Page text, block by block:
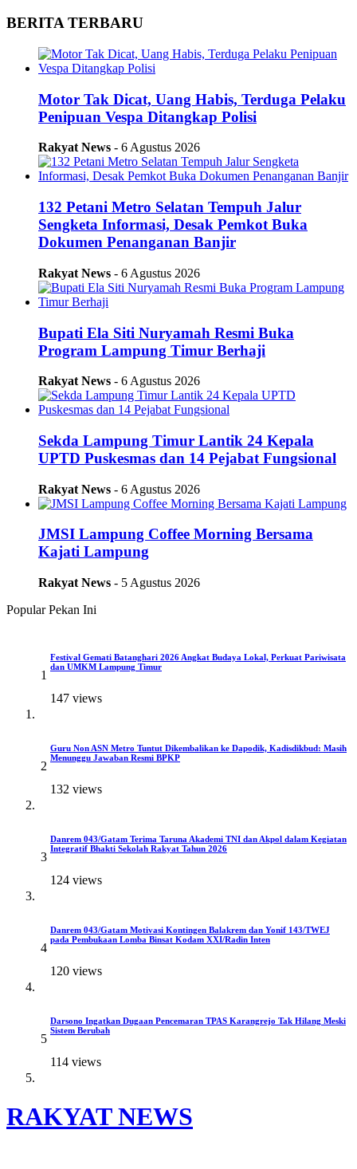
BERITA TERBARU
Motor Tak Dicat, Uang Habis, Terduga Pelaku
Penipuan Vespa Ditangkap Polisi
Rakyat News - 6 Agustus 2026
132 Petani Metro Selatan Tempuh Jalur
Sengketa Informasi, Desak Pemkot Buka
Dokumen Penanganan Banjir
Rakyat News - 6 Agustus 2026
Bupati Ela Siti Nuryamah Resmi Buka
Program Lampung Timur Berhaji
Rakyat News - 6 Agustus 2026
Sekda Lampung Timur Lantik 24 Kepala
UPTD Puskesmas dan 14 Pejabat Fungsional
Rakyat News - 6 Agustus 2026
JMSI Lampung Coffee Morning Bersama
Kajati Lampung
Rakyat News - 5 Agustus 2026
Popular Pekan Ini
1
Festival Gemati Batanghari 2026 Angkat Budaya Lokal, Perkuat Pariwisata
dan UMKM Lampung Timur
147 views
2
Guru Non ASN Metro Tuntut Dikembalikan ke Dapodik, Kadisdikbud: Masih
Menunggu Jawaban Resmi BPKP
132 views
3
Danrem 043/Gatam Terima Taruna Akademi TNI dan Akpol dalam Kegiatan
Integratif Bhakti Sekolah Rakyat Tahun 2026
124 views
4
Danrem 043/Gatam Motivasi Kontingen Balakrem dan Yonif 143/TWEJ
pada Pembukaan Lomba Binsat Kodam XXI/Radin Inten
120 views
5
Darsono Ingatkan Dugaan Pencemaran TPAS Karangrejo Tak Hilang Meski
Sistem Berubah
114 views
RAKYAT NEWS